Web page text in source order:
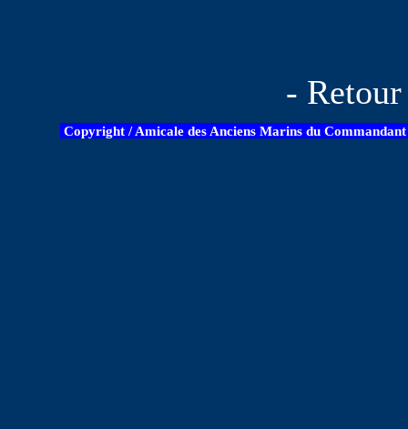
- Retour
Copyright / Amicale des Anciens Marins du